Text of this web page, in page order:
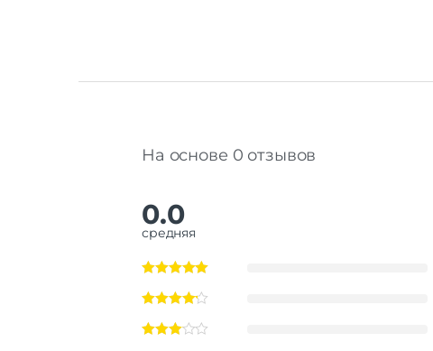
На основе 0 отзывов
0.0
средняя